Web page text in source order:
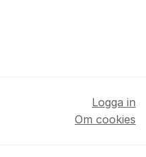
Logga in
Om cookies